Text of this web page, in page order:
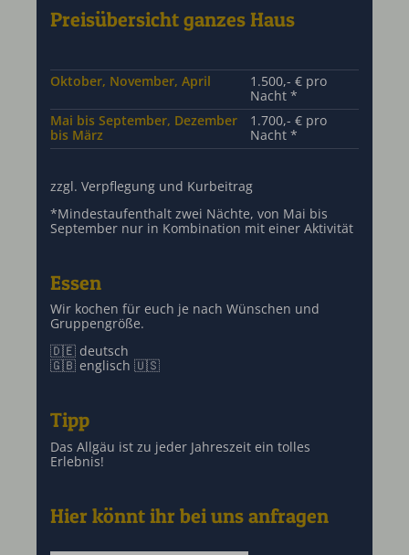
Preisübersicht ganzes Haus
Oktober, November, April
1.500,- € pro
Nacht *
Mai bis September, Dezember
bis März
1.700,- € pro
Nacht *
zzgl. Verpflegung und Kurbeitrag
*Mindestaufenthalt zwei Nächte, von Mai bis
September nur in Kombination mit einer Aktivität
Essen
Wir kochen für euch je nach Wünschen und
Gruppengröße.
🇩🇪 deutsch
🇬🇧 englisch 🇺🇸
Tipp
Das Allgäu ist zu jeder Jahreszeit ein tolles
Erlebnis!
Hier könnt ihr bei uns anfragen